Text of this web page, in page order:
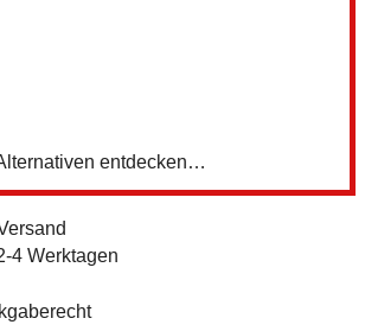
entdecken…
4 Werktagen